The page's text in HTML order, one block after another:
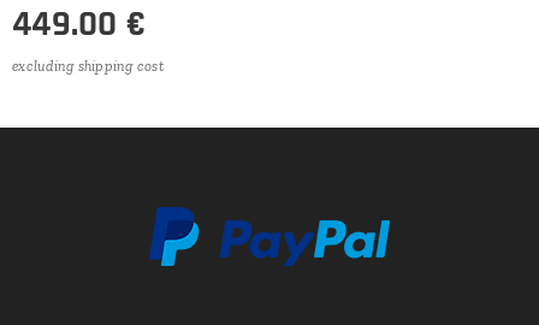
449.00 €
excluding shipping cost